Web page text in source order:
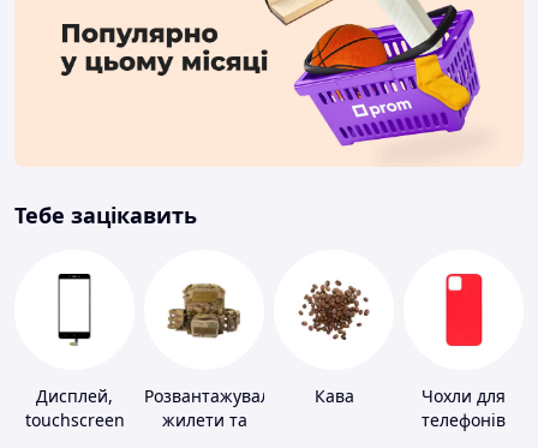
Тебе зацікавить
Дисплей,
touchscreen
Розвантажувальні
жилети та
Кава
Чохли для
телефонів